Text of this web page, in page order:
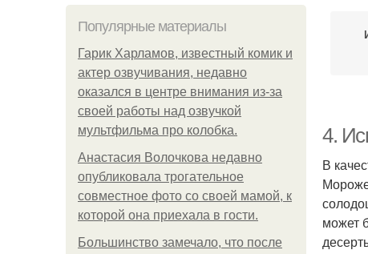
Популярные материалы
Гарик Харламов, известный комик и
актер озвучивания, недавно
оказался в центре внимания из-за
своей работы над озвучкой
мультфильма про колобка.
Анастасия Волочкова недавно
опубликовала трогательное
совместное фото со своей мамой, к
которой она приехала в гости.
Большинство замечало, что после
4.
В
может